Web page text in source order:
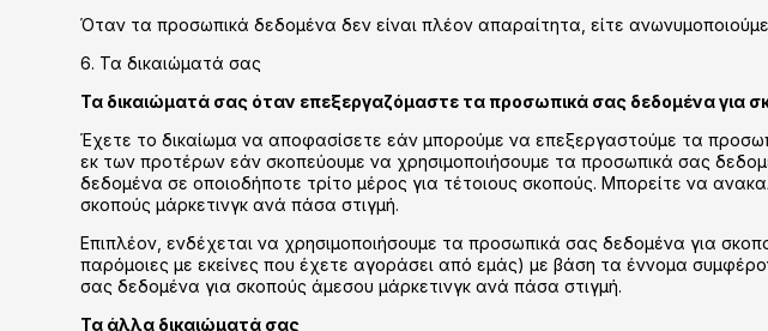
Όταν τα προσωπικά δεδομένα δεν είναι πλέον απαραίτητα, είτε
6. Τα δικαιώματά σας
Τα δικαιώματά σας όταν επεξεργαζόμαστε τα προσωπικά σας δεδομένα για
Έχετε το δικαίωμα να αποφασίσετε εάν μπορούμε να επεξεργαστούμε τα
εκ των προτέρων εάν σκοπεύουμε να χρησιμοποιήσουμε τα προσωπικά σας
δεδομένα σε οποιοδήποτε τρίτο μέρος για τέτοιους σκοπούς. Μπορείτε να
σκοπούς μάρκετινγκ ανά πάσα στιγμή.
Επιπλέον, ενδέχεται να χρησιμοποιήσουμε τα προσωπικά σας δεδομένα για
παρόμοιες με εκείνες που έχετε αγοράσει από εμάς) με βάση τα έννομα
σας δεδομένα για σκοπούς άμεσου μάρκετινγκ ανά πάσα στιγμή.
Τα άλλα δικαιώματά σας